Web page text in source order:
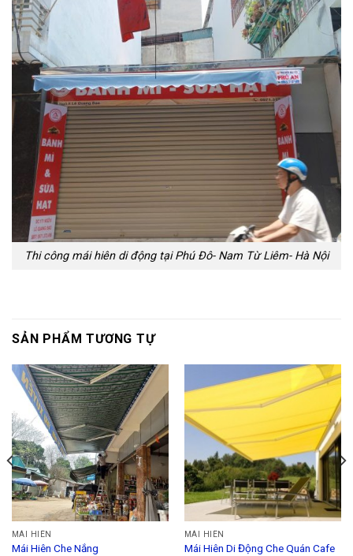
Thi công mái hiên di động tại Phú Đô- Nam Từ Liêm- Hà Nội
SẢN PHẨM TƯƠNG TỰ
MÁI HIÊN
Mái Hiên Che Nắng
MÁI HIÊN
Mái Hiên Di Động Che Quán Cafe